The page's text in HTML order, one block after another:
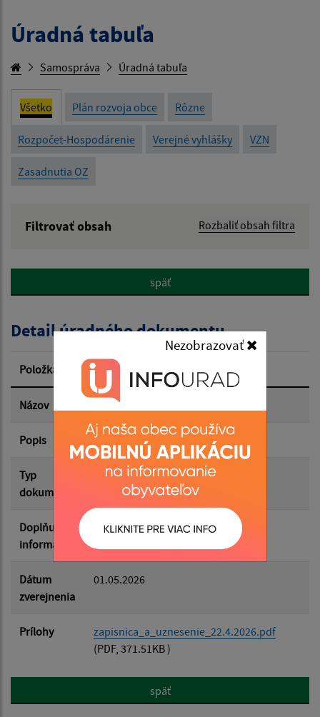
Nezobrazovať
Úradná tabuľa
Samospráva Úradná tabuľa
Všetko Plán rozvoja obce Rôzne
Rozpočet-Hospodárenie Verejné vyhlášky VZN
Zasadnutia OZ
Filtrovať obsah Rozbaliť obsah filtra
Popis:
Dátum zverejnenia od:
Dátum zverejnenia do:
Filtrovať Reset
späť
Detail úradného dokumentu
Položka Informácia
Názov Zápisnica a uznesenie 22.4.2026
Popis
Typ
dokumentu
Zasadnutia OZ
Doplňujúce
informácie
Dátum
zverejnenia
01.05.2026
Prílohy
zapisnica_a_uznesenie_22.4.2026.pdf
(PDF, 371.51KB )
späť